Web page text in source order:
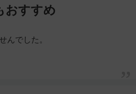
おすすめ
んでした。